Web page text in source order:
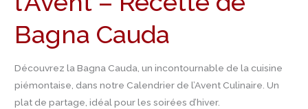
Bagna Cauda
Découvrez la Bagna Cauda, un incontournable de la cuisine
piémontaise, dans notre Calendrier de l’Avent Culinaire. Un
plat de partage, idéal pour les soirées d’hiver.